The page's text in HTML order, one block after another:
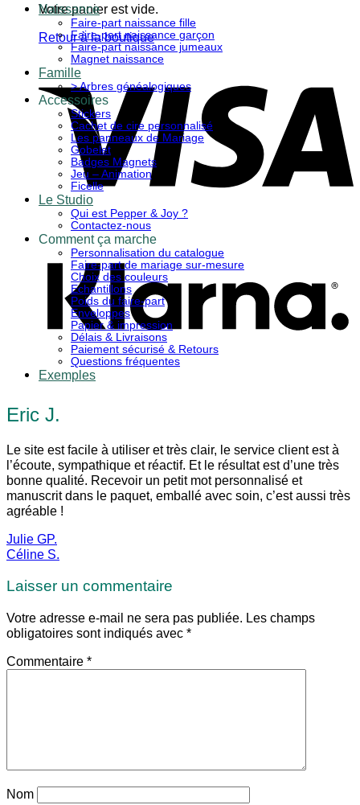
Votre panier est vide.
Retour à la boutique
Naissance
Faire-part naissance fille
Faire-part naissance garçon
Faire-part naissance jumeaux
Magnet naissance
Famille
> Arbres généalogiques
Accessoires
Stickers
Cachet de cire personnalisé
Les panneaux de Mariage
Gobelet
Badges Magnets
Jeu – Animation
Ficelle
Le Studio
Qui est Pepper & Joy ?
Contactez-nous
Comment ça marche
Personnalisation du catalogue
Faire-part de mariage sur-mesure
Choix des couleurs
Echantillons
Poids du faire-part
Enveloppes
Papier & impression
Délais & Livraisons
Paiement sécurisé & Retours
Questions fréquentes
Exemples
Eric J.
Le site est facile à utiliser et très clair, le service client est à
l’écoute, sympathique et réactif. Et le résultat est d’une très
bonne qualité. Recevoir un petit mot personnalisé et
manuscrit dans le paquet, emballé avec soin, c’est aussi très
agréable !
Julie GP.
Céline S.
Laisser un commentaire
Votre adresse e-mail ne sera pas publiée. Les champs
obligatoires sont indiqués avec *
Commentaire *
Nom